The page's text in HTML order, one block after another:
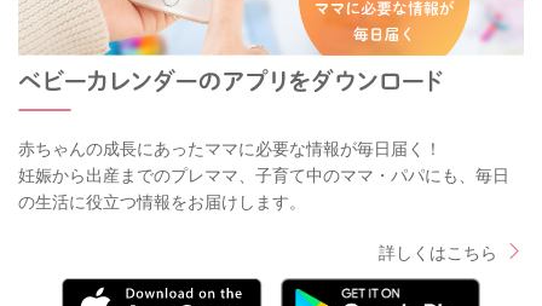
赤ちゃんの成長にあったママに必要な情報が毎日届く！
妊娠から出産までのプレママ、子育て中のママ・パパにも、毎日
の生活に役立つ情報をお届けします。
詳しくはこちら